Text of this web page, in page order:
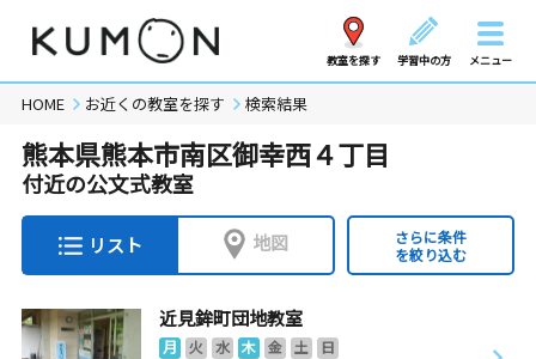
教室を探す 学習中の方 メニュー
HOME お近くの教室を探す 検索結果
熊本県熊本市南区御幸西４丁目
付近の公文式教室
リスト 地図
さらに条件
を絞り込む
近見鉾町団地教室
月 火 水 木 金 土
日